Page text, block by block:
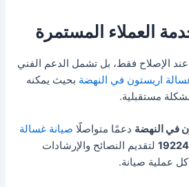
العملاء المستمرة
الإصلاح فقط، بل تشمل الدعم الفني
اريستون في النهضة بحيث يمكنه
مستقبلية.
في النهضة دعمًا متواصلًا صيانة غسالة
19224 لتقديم النصائح والإرشادات
كل عملية صيانة.